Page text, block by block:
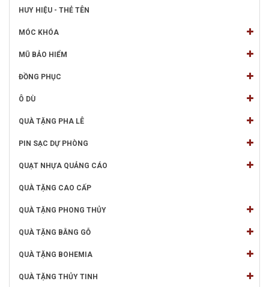
HUY HIỆU - THẺ TÊN
MÓC KHÓA
MŨ BẢO HIỂM
ĐỒNG PHỤC
Ô DÙ
QUÀ TẶNG PHA LÊ
PIN SẠC DỰ PHÒNG
QUẠT NHỰA QUẢNG CÁO
QUÀ TẶNG CAO CẤP
QUÀ TẶNG PHONG THỦY
QUÀ TẶNG BẰNG GỖ
QUÀ TẶNG BOHEMIA
QUÀ TẶNG THỦY TINH